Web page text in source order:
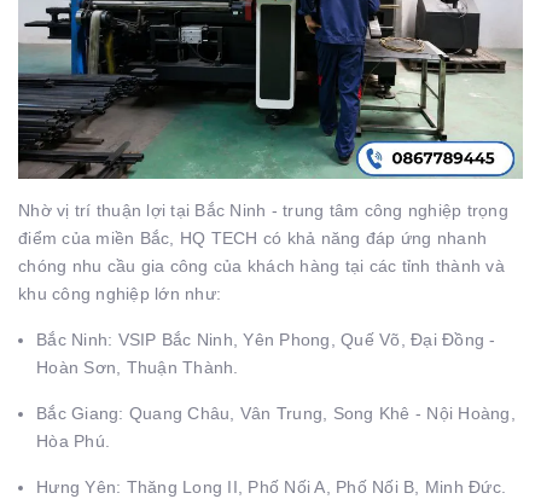
Nhờ vị trí thuận lợi tại Bắc Ninh - trung tâm công nghiệp trọng
điểm của miền Bắc, HQ TECH có khả năng đáp ứng nhanh
chóng nhu cầu gia công của khách hàng tại các tỉnh thành và
khu công nghiệp lớn như:
Bắc Ninh: VSIP Bắc Ninh, Yên Phong, Quế Võ, Đại Đồng -
Hoàn Sơn, Thuận Thành.
Bắc Giang: Quang Châu, Vân Trung, Song Khê - Nội Hoàng,
Hòa Phú.
Hưng Yên: Thăng Long II, Phố Nối A, Phố Nối B, Minh Đức.